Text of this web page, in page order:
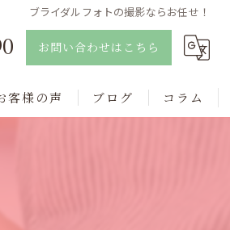
ブライダルフォトの撮影ならお任せ！
お問い合わせはこちら
客様の声 ブログ コラム